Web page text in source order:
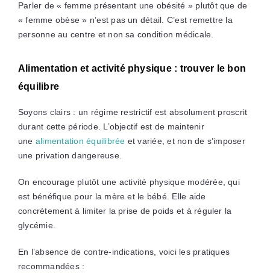
Parler de « femme présentant une obésité » plutôt que de
« femme obèse » n’est pas un détail. C’est remettre la
personne au centre et non sa condition médicale.
Alimentation et activité physique : trouver le bon
équilibre
Soyons clairs : un régime restrictif est absolument proscrit
durant cette période. L’objectif est de maintenir
une alimentation équilibrée et variée, et non de s’imposer
une privation dangereuse.
On encourage plutôt une activité physique modérée, qui
est bénéfique pour la mère et le bébé. Elle aide
concrètement à limiter la prise de poids et à réguler la
glycémie.
En l’absence de contre-indications, voici les pratiques
recommandées :